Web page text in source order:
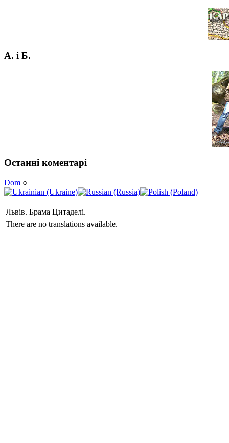
А. і Б.
Останні коментарі
Dom ○
Львів. Брама Цитаделі.
There are no translations available.